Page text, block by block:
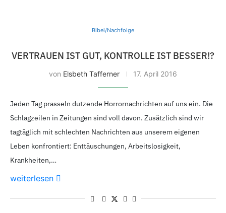
Bibel/Nachfolge
VERTRAUEN IST GUT, KONTROLLE IST BESSER!?
von Elsbeth Tafferner 17. April 2016
Jeden Tag prasseln dutzende Horrornachrichten auf uns ein. Die
Schlagzeilen in Zeitungen sind voll davon. Zusätzlich sind wir
tagtäglich mit schlechten Nachrichten aus unserem eigenen
Leben konfrontiert: Enttäuschungen, Arbeitslosigkeit,
Krankheiten,…
weiterlesen